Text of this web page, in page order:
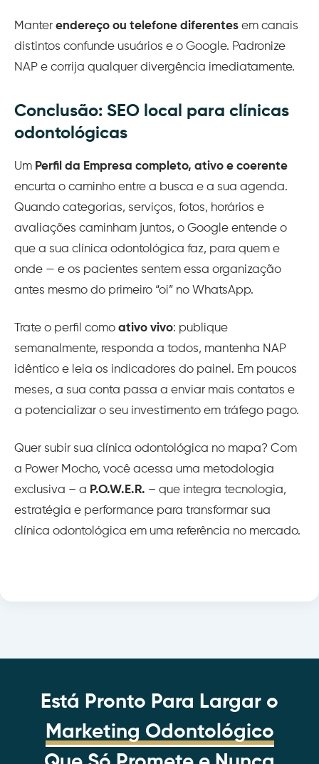
Manter endereço ou telefone diferentes em canais
distintos confunde usuários e o Google. Padronize
NAP e corrija qualquer divergência imediatamente.
Conclusão: SEO local para clínicas
odontológicas
Um Perfil da Empresa completo, ativo e coerente
encurta o caminho entre a busca e a sua agenda.
Quando categorias, serviços, fotos, horários e
avaliações caminham juntos, o Google entende o
que a sua clínica odontológica faz, para quem e
onde — e os pacientes sentem essa organização
antes mesmo do primeiro “oi” no WhatsApp.
Trate o perfil como ativo vivo: publique
semanalmente, responda a todos, mantenha NAP
idêntico e leia os indicadores do painel. Em poucos
meses, a sua conta passa a enviar mais contatos e
a potencializar o seu investimento em tráfego pago.
Quer subir sua clínica odontológica no mapa? Com
a Power Mocho, você acessa uma metodologia
exclusiva – a P.O.W.E.R. – que integra tecnologia,
estratégia e performance para transformar sua
clínica odontológica em uma referência no mercado.
Está Pronto Para Largar o
Marketing Odontológico